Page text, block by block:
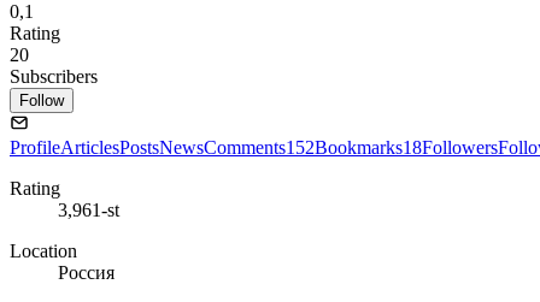
0,1
Rating
20
Subscribers
Follow
ProfileArticlesPostsNewsComments152Bookmarks18Followers
Rating
3,961-st
Location
Россия